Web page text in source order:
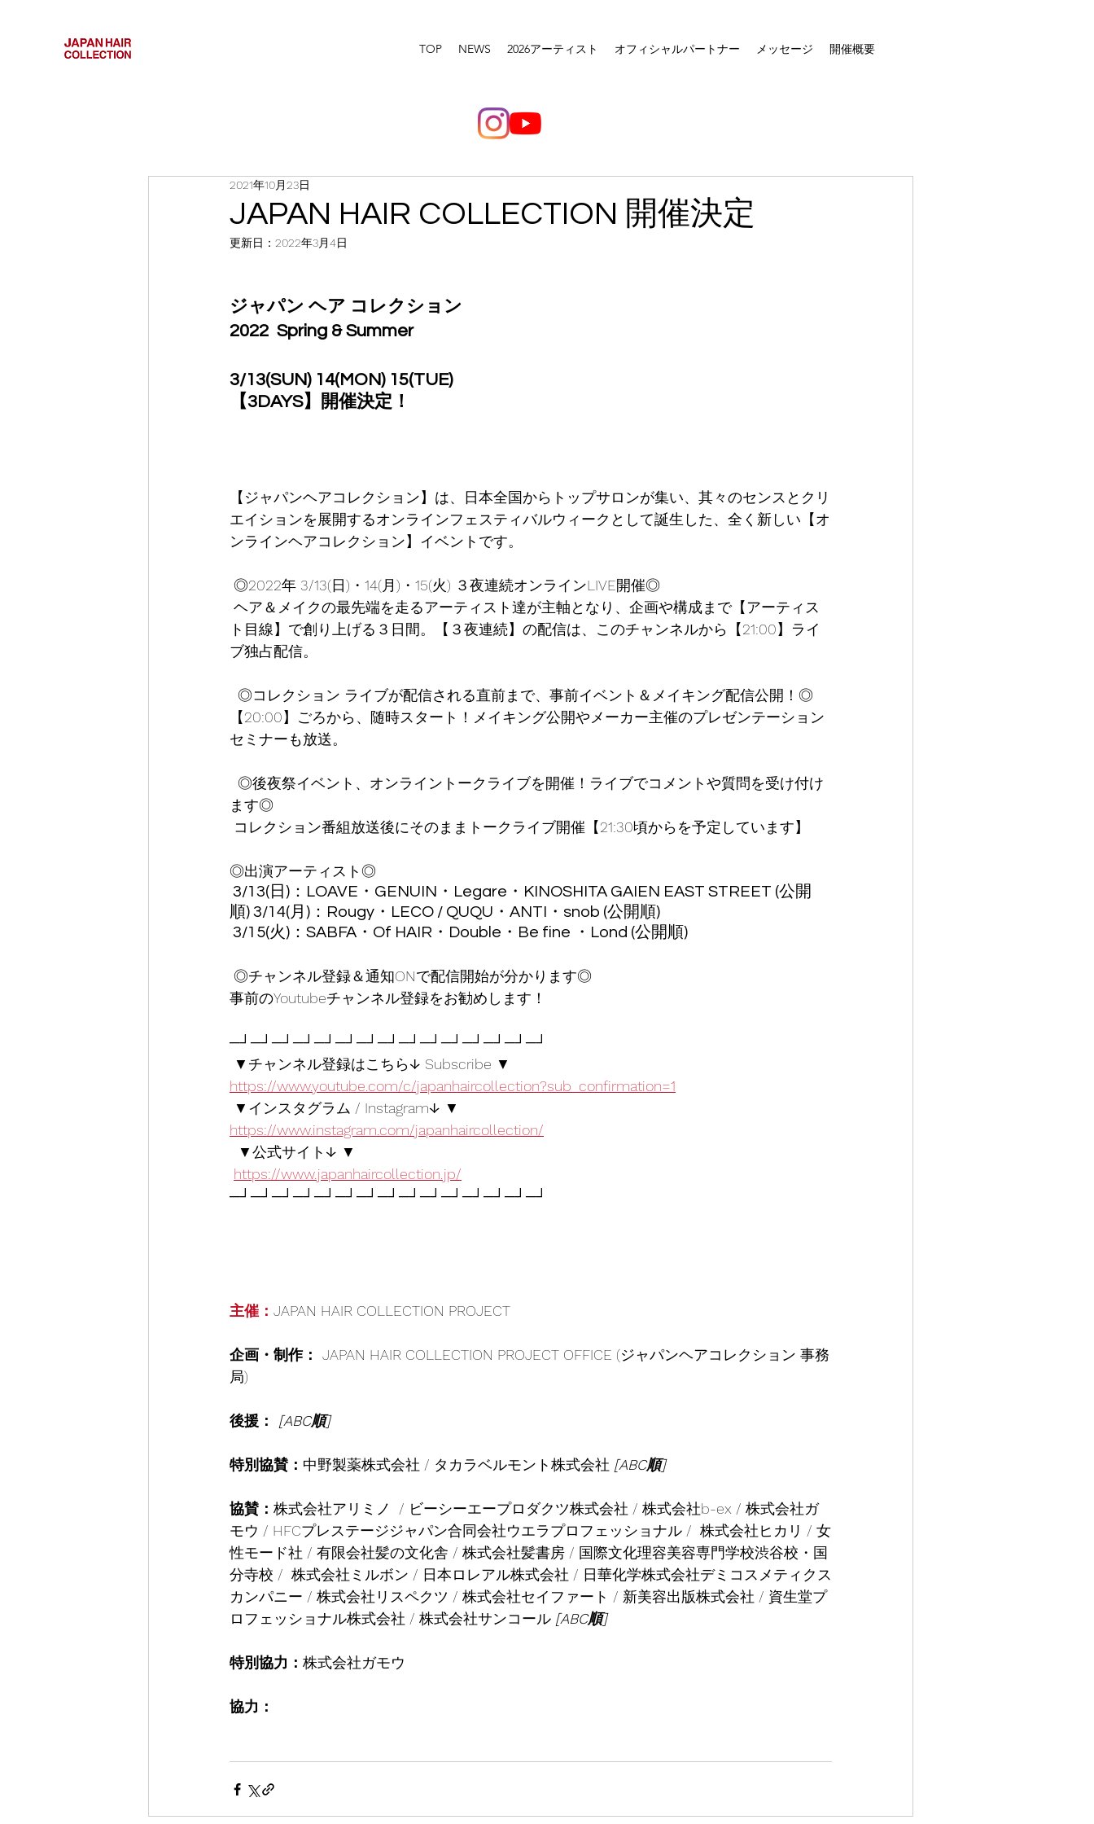
TOP NEWS 2026アーティスト オフィシャルパートナー メッセージ 開催概要
JAPAN HAIR COLLECTION 開催決定
2021年10月23日
更新日： 2022年3月4日
ジャパン ヘア コレクション
2022  Spring & Summer
3/13(SUN) 14(MON) 15(TUE)
【3DAYS】開催決定！
【ジャパンヘアコレクション】は、日本全国からトップサロンが集い、其々のセンスとクリ
エイションを展開するオンラインフェスティバルウィークとして誕生した、全く新しい【オ
ンラインヘアコレクション】イベントです。
◎2022年 3/13(日)・14(月)・15(火) ３夜連続オンラインLIVE開催◎
ト目線】で創り上げる３日間。【３夜連続】の配信は、このチャンネルから【21:00】ライ
ブ独占配信。
【20:00】ごろから、随時スタート！メイキング公開やメーカー主催のプレゼンテーション
セミナーも放送。
ます◎
コレクション番組放送後にそのままトークライブ開催【21:30頃からを予定しています】
◎出演アーティスト◎
順) 3/14(月)：Rougy・LECO / QUQU・ANTI・snob (公開順)
3/15(火)：SABFA・Of HAIR・Double・Be fine ・Lond (公開順)
◎チャンネル登録＆通知ONで配信開始が分かります◎
事前のYoutubeチャンネル登録をお勧めします！
─┘─┘─┘─┘─┘─┘─┘─┘─┘─┘─┘─┘─┘─┘─┘
▼チャンネル登録はこちら↓ Subscribe ▼
https://www.youtube.com/c/japanhaircollection?sub_confirmation=1
▼インスタグラム / Instagram↓ ▼
https://www.instagram.com/japanhaircollection/
  ▼公式サイト↓ ▼
https://www.japanhaircollection.jp/
─┘─┘─┘─┘─┘─┘─┘─┘─┘─┘─┘─┘─┘─┘─┘
主催： JAPAN HAIR COLLECTION PROJECT
企画・制作： JAPAN HAIR COLLECTION PROJECT OFFICE (ジャパンヘアコレクション 事務
局)
後援： [ABC順]
特別協賛： 中野製薬株式会社 / タカラベルモント株式会社 [ABC順]
協賛： 株式会社アリミノ  / ビーシーエープロダクツ株式会社 / 株式会社b-ex / 株式会社ガ
モウ / HFCプレステージジャパン合同会社ウエラプロフェッショナル /  株式会社ヒカリ / 女
性モード社 / 有限会社髪の文化舎 / 株式会社髪書房 / 国際文化理容美容専門学校渋谷校・国
分寺校 /  株式会社ミルボン / 日本ロレアル株式会社 / 日華化学株式会社デミコスメティクス
カンパニー / 株式会社リスペクツ / 株式会社セイファート / 新美容出版株式会社 / 資生堂プ
ロフェッショナル株式会社 / 株式会社サンコール [ABC順]
特別協力： 株式会社ガモウ
協力：